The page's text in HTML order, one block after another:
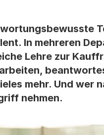
In mehreren
Lehre zur
mehr. Und wer
nehmen.